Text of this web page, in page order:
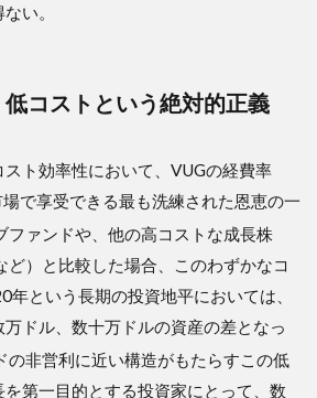
い。
コストという絶対的正義
ト効率性において、VUGの経費率
で享受できる最も洗練された恩恵の一
ファンドや、他の高コストな成長株
）と比較した場合、このわずかなコ
年という長期の投資地平においては、
ドル、数十万ドルの資産の差となっ
の非営利に近い構造がもたらすこの低
第一目的とする投資家にとって、数